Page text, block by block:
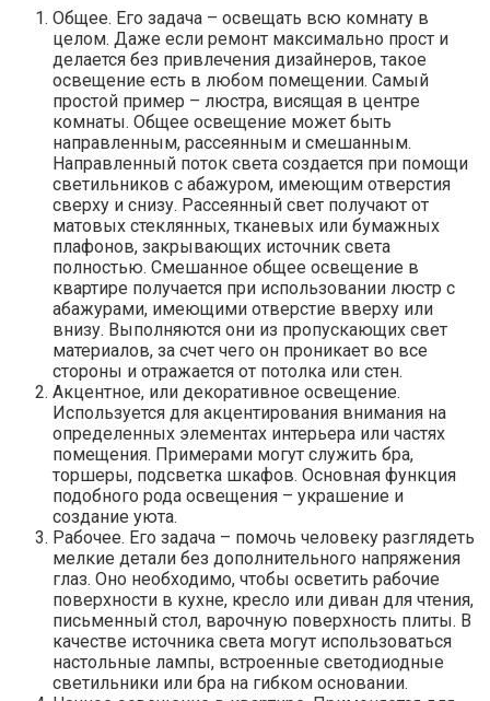
Общее. Его задача – освещать всю комнату в
целом. Даже если ремонт максимально прост и
делается без привлечения дизайнеров, такое
освещение есть в любом помещении. Самый
простой пример – люстра, висящая в центре
комнаты. Общее освещение может быть
направленным, рассеянным и смешанным.
Направленный поток света создается при помощи
светильников с абажуром, имеющим отверстия
сверху и снизу. Рассеянный свет получают от
матовых стеклянных, тканевых или бумажных
плафонов, закрывающих источник света
полностью. Смешанное общее освещение в
квартире получается при использовании люстр с
абажурами, имеющими отверстие вверху или
внизу. Выполняются они из пропускающих свет
материалов, за счет чего он проникает во все
стороны и отражается от потолка или стен.
Акцентное, или декоративное освещение.
Используется для акцентирования внимания на
определенных элементах интерьера или частях
помещения. Примерами могут служить бра,
торшеры, подсветка шкафов. Основная функция
подобного рода освещения – украшение и
создание уюта.
Рабочее. Его задача – помочь человеку разглядеть
мелкие детали без дополнительного напряжения
глаз. Оно необходимо, чтобы осветить рабочие
поверхности в кухне, кресло или диван для чтения,
письменный стол, варочную поверхность плиты. В
качестве источника света могут использоваться
настольные лампы, встроенные светодиодные
светильники или бра на гибком основании.